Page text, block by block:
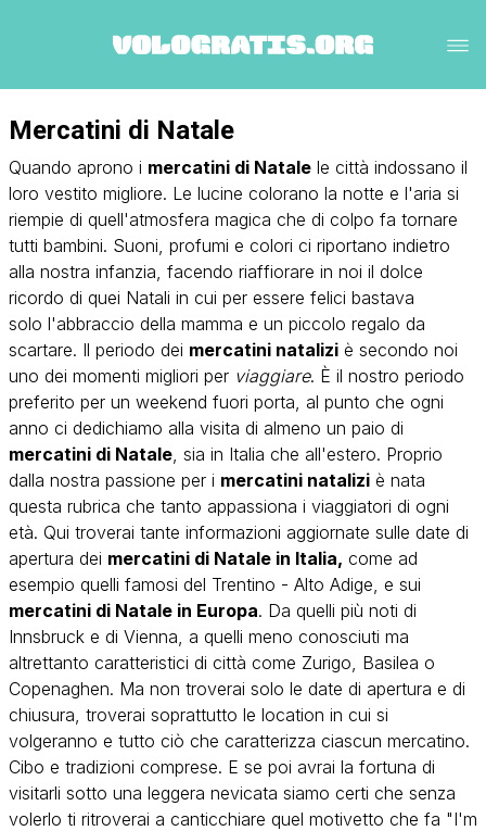
Mercatini di Natale
Quando aprono i mercatini di Natale le città indossano il
loro vestito migliore. Le lucine colorano la notte e l'aria si
riempie di quell'atmosfera magica che di colpo fa tornare
tutti bambini. Suoni, profumi e colori ci riportano indietro
alla nostra infanzia, facendo riaffiorare in noi il dolce
ricordo di quei Natali in cui per essere felici bastava
solo l'abbraccio della mamma e un piccolo regalo da
scartare. Il periodo dei mercatini natalizi è secondo noi
uno dei momenti migliori per viaggiare. È il nostro periodo
preferito per un weekend fuori porta, al punto che ogni
anno ci dedichiamo alla visita di almeno un paio di
mercatini di Natale , sia in Italia che all'estero. Proprio
dalla nostra passione per i mercatini natalizi è nata
questa rubrica che tanto appassiona i viaggiatori di ogni
età. Qui troverai tante informazioni aggiornate sulle date di
apertura dei mercatini di Natale in Italia, come ad
esempio quelli famosi del Trentino - Alto Adige, e sui
mercatini di Natale in Europa. Da quelli più noti di
Innsbruck e di Vienna, a quelli meno conosciuti ma
altrettanto caratteristici di città come Zurigo, Basilea o
Copenaghen. Ma non troverai solo le date di apertura e di
chiusura, troverai soprattutto le location in cui si
volgeranno e tutto ciò che caratterizza ciascun mercatino.
Cibo e tradizioni comprese. E se poi avrai la fortuna di
visitarli sotto una leggera nevicata siamo certi che senza
volerlo ti ritroverai a canticchiare quel motivetto che fa "I'm